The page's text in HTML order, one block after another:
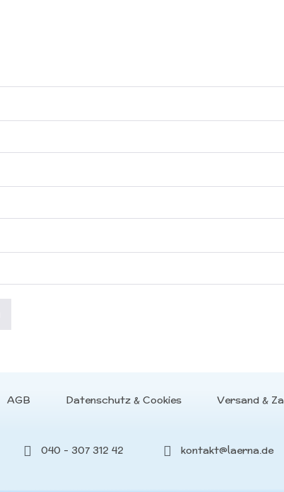
AGB Datenschutz & Cookies Versand &
040 - 307 312 42 kontakt@laerna.de